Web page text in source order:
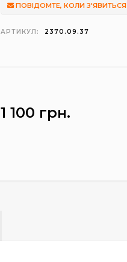
ПОВІДОМТЕ, КОЛИ З'ЯВИТЬСЯ
АРТИКУЛ: 2370.09.37
1 100 грн.